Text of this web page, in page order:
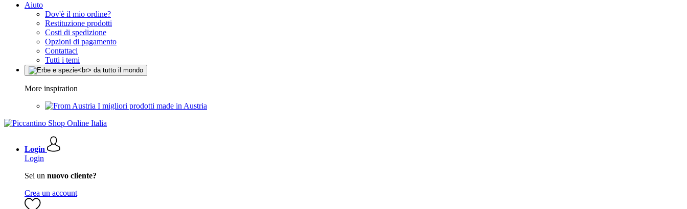
Aiuto
Dov'è il mio ordine?
Restituzione prodotti
Costi di spedizione
Opzioni di pagamento
Contattaci
Tutti i temi
More inspiration
I migliori prodotti made in Austria
Login
Login
Sei un nuovo cliente?
Crea un account